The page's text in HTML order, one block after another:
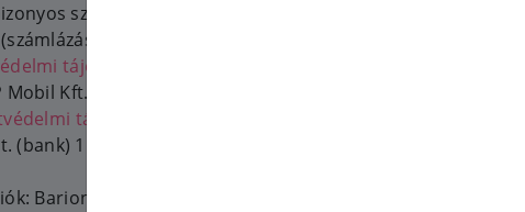
személyes információkat:
számla kiállítás) 1031
tájékoztató
Kft. (kártyás fizetés) 1143
tájékoztató
1133 Budapest, Váci út 116-
Barion Payment Zrt (kártyás